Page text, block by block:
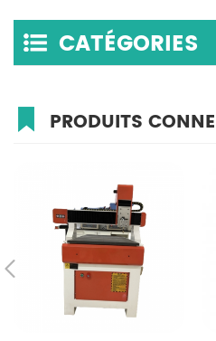
CATÉGORIES
PRODUITS